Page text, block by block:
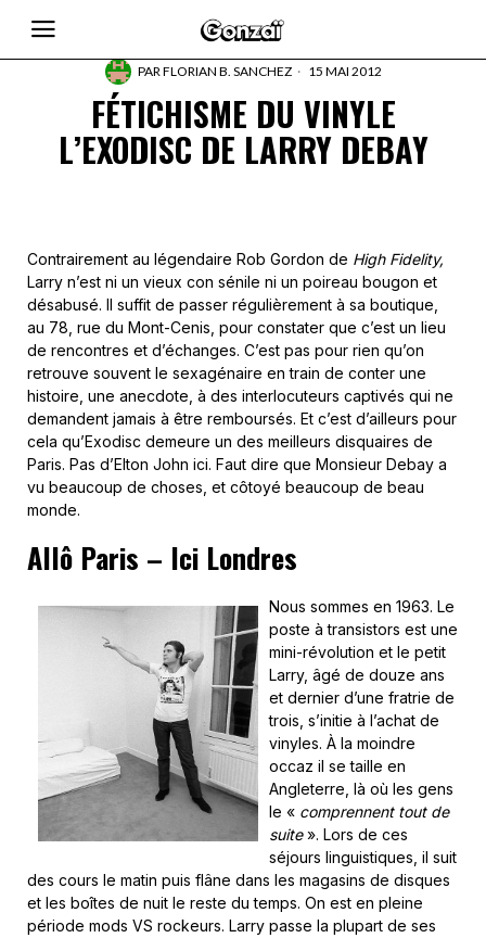
PARFLORIAN B. SANCHEZ 15 MAI 2012
FÉTICHISME DU VINYLE
L’EXODISC DE LARRY DEBAY
Contrairement au légendaire Rob Gordon de High Fidelity,
Larry n’est ni un vieux con sénile ni un poireau bougon et
désabusé. Il suffit de passer régulièrement à sa boutique,
au 78, rue du Mont-Cenis, pour constater que c’est un lieu
de rencontres et d’échanges. C’est pas pour rien qu’on
retrouve souvent le sexagénaire en train de conter une
histoire, une anecdote, à des interlocuteurs captivés qui ne
demandent jamais à être remboursés. Et c’est d’ailleurs pour
cela qu’Exodisc demeure un des meilleurs disquaires de
Paris. Pas d’Elton John ici. Faut dire que Monsieur Debay a
vu beaucoup de choses, et côtoyé beaucoup de beau
monde.
Allô Paris – Ici Londres
Nous sommes en 1963. Le
poste à transistors est une
mini-révolution et le petit
Larry, âgé de douze ans
et dernier d’une fratrie de
trois, s’initie à l’achat de
vinyles. À la moindre
occaz il se taille en
Angleterre, là où les gens
le « comprennent tout de
suite». Lors de ces
séjours linguistiques, il suit
des cours le matin puis flâne dans les magasins de disques
et les boîtes de nuit le reste du temps. On est en pleine
période mods VS rockeurs. Larry passe la plupart de ses